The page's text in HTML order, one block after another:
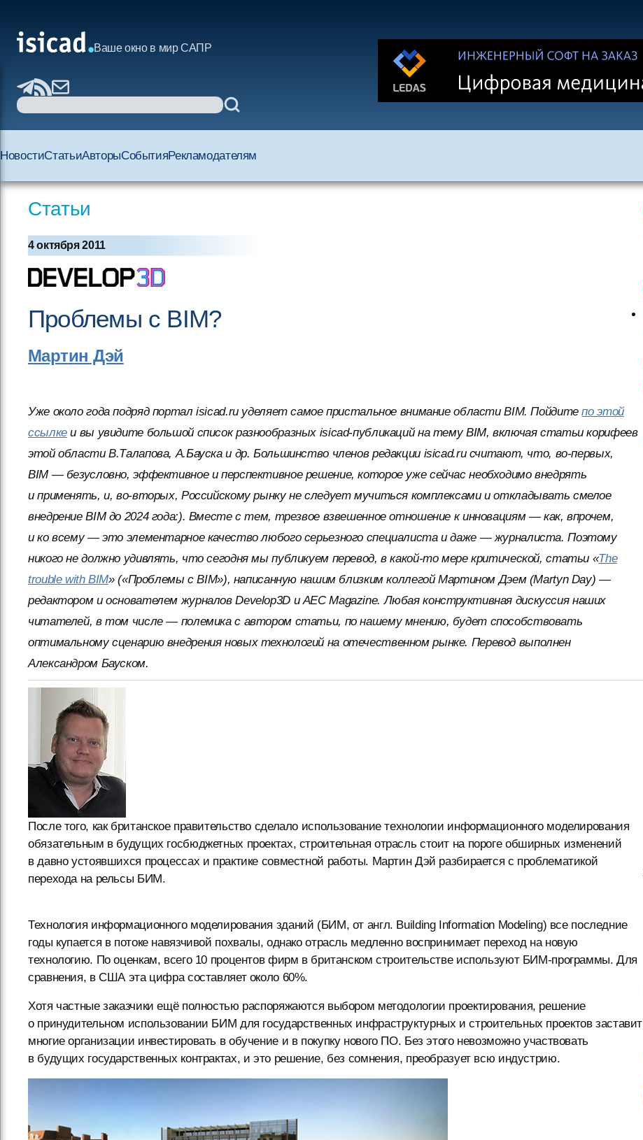
Ваше окно в мир САПР
НовостиСтатьиАвторыСобытияРекламодателям
Статьи
4 октября 2011
Проблемы с BIM?
Мартин Дэй
Уже около года подряд портал isicad.ru уделяет самое пристальное внимание области BIM. Пойдитепо этой
ссылкеи вы увидите большой список разнообразных isicad-публикаций на тему BIM, включая статьи корифеев
этой области В.Талапова, А.Бауска и др. Большинство членов редакции isicad.ru считают, что, во-первых,
BIM — безусловно, эффективное и перспективное решение, которое уже сейчас необходимо внедрять
и применять, и, во-вторых, Российскому рынку не следует мучиться комплексами и откладывать смелое
внедрение BIM до 2024 года:). Вместе с тем, трезвое взвешенное отношение к инновациям — как, впрочем,
и ко всему — это элементарное качество любого серьезного специалиста и даже — журналиста. Поэтому
никого не должно удивлять, что сегодня мы публикуем перевод, в какой-то мере критической, статьи «The
trouble with BIM» («Проблемы с BIM»), написанную нашим близким коллегой Мартином Дэем (Martyn Day) —
редактором и основателем журналов Develop3D и AEC Magazine. Любая конструктивная дискуссия наших
читателей, в том числе — полемика с автором статьи, по нашему мнению, будет способствовать
оптимальному сценарию внедрения новых технологий на отечественном рынке. Перевод выполнен
Александром Бауском.
После того, как британское правительство сделало использование технологии информационного моделирования
обязательным в будущих госбюджетных проектах, строительная отрасль стоит на пороге обширных изменений
в давно устоявшихся процессах и практике совместной работы. Мартин Дэй разбирается с проблематикой
перехода на рельсы БИМ.
Технология информационного моделирования зданий (БИМ, от англ. Building Information Modeling) все последние
годы купается в потоке навязчивой похвалы, однако отрасль медленно воспринимает переход на новую
технологию. По оценкам, всего 10 процентов фирм в британском строительстве используют БИМ-программы. Для
сравнения, в США эта цифра составляет около 60%.
Хотя частные заказчики ещё полностью распоряжаются выбором методологии проектирования, решение
о принудительном использовании БИМ для государственных инфраструктурных и строительных проектов заставит
многие организации инвестировать в обучение и в покупку нового ПО. Без этого невозможно участвовать
в будущих государственных контрактах, и это решение, без сомнения, преобразует всю индустрию.